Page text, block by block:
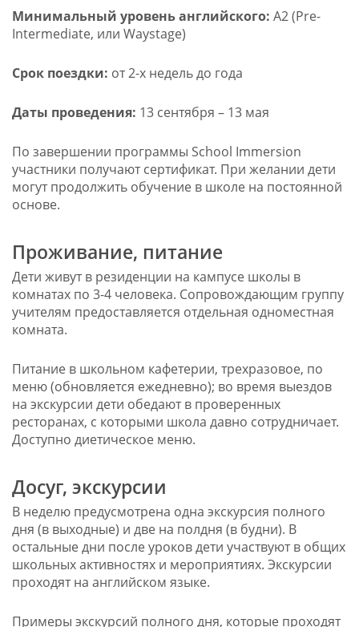
Минимальный уровень английского: A2 (Pre-
Intermediate, или Waystage)
Срок поездки: от 2-х недель до года
Даты проведения: 13 сентября – 13 мая
По завершении программы School Immersion
участники получают сертификат. При желании дети
могут продолжить обучение в школе на постоянной
основе.
Проживание, питание
Дети живут в резиденции на кампусе школы в
комнатах по 3-4 человека. Сопровождающим группу
учителям предоставляется отдельная одноместная
комната.
Питание в школьном кафетерии, трехразовое, по
меню (обновляется ежедневно); во время выездов
на экскурсии дети обедают в проверенных
ресторанах, с которыми школа давно сотрудничает.
Доступно диетическое меню.
Досуг, экскурсии
В неделю предусмотрена одна экскурсия полного
дня (в выходные) и две на полдня (в будни). В
остальные дни после уроков дети участвуют в общих
школьных активностях и мероприятиях. Экскурсии
проходят на английском языке.
Примеры экскурсий полного дня, которые проходят